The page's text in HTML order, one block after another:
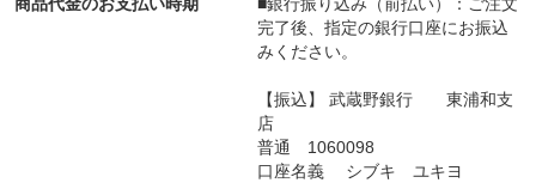
商品代金のお支払い時期
■銀行振り込み（前払い）：ご注文
完了後、指定の銀行口座にお振込
みください。
【振込】 武蔵野銀行 東浦和支
店
普通 1060098
口座名義 シブキ ユキヨ